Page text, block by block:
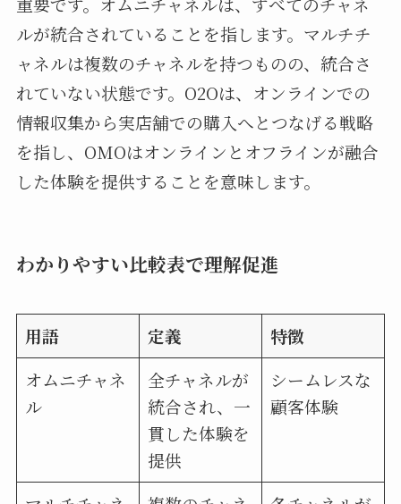
ルが統合されていることを指します。マルチチ
ャネルは複数のチャネルを持つものの、統合さ
れていない状態です。O2Oは、オンラインでの
情報収集から実店舗での購入へとつなげる戦略
を指し、OMOはオンラインとオフラインが融合
した体験を提供することを意味します。
わかりやすい比較表で理解促進
用語 定義
特徴
オムニチャネ
ル
全チャネルが
統合され、一
貫した体験を
提供
シームレスな
顧客体験